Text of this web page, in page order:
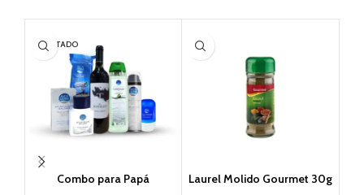
AGOTADO
Combo para Papá Laurel Molido Gourmet 30g